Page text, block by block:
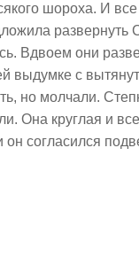
шороха. И
развернуть
Вдвоем они
выдумке с
но молчали.
Она круглая и
согласился